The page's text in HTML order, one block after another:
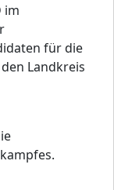
im
für die
Landkreis